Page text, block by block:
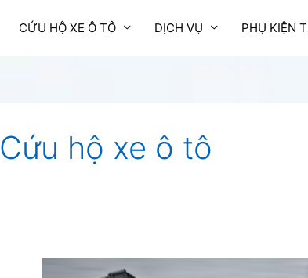
CỨU HỘ XE Ô TÔ DỊCH VỤ PHỤ KIỆN
Cứu hộ xe ô tô